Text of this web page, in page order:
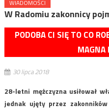
WIADOMOŚCI
W Radomiu zakonnicy
PODOBA CI SIĘ TO CO
MAGNA
30 lipca 2018
28-letni mężczyzna usiłował
jednak ujęty przez